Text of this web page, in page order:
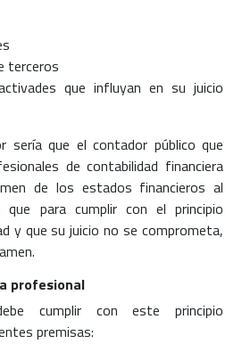
terceros
que influyan en su juicio
sería que el contador público que
de contabilidad financiera
de los estados financieros al
para cumplir con el principio
y que su juicio no se comprometa,
profesional
cumplir con este principio
premisas: